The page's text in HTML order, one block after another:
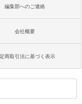
編集部へのご連絡
会社概要
商取引法に基づく表示